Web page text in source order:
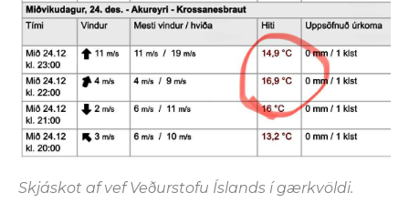
Skjáskot af vef Veðurstofu Íslands í gærkvöldi.